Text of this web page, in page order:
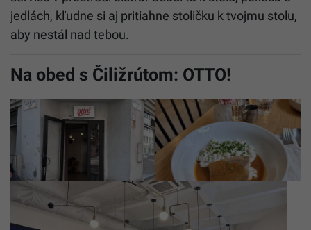
jedlách, kľudne si aj pritiahne stoličku k tvojmu stolu,
aby nestál nad tebou.
Na obed s Čiližrútom: OTTO!